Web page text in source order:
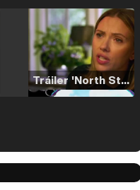
Tráiler 'North Star' (2023)
Tráiler en español de 'La isla olvidada'